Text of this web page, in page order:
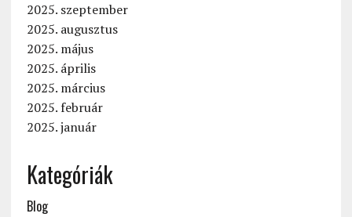
2025. szeptember
2025. augusztus
2025. május
2025. április
2025. március
2025. február
2025. január
Kategóriák
Blog